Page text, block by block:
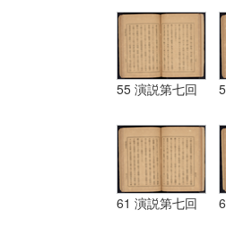
55 演説第七回
61 演説第七回